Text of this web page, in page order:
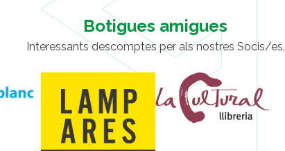
Botigues amigues
Interessants descomptes per als nostres Socis/es.